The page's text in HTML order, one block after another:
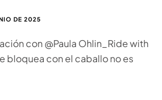
DE 2025
con @Paula Ohlin_Ride with
bloquea con el caballo no es